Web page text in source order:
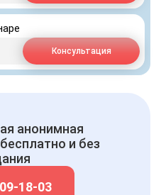
Консультация
анонимная
и без
18-03